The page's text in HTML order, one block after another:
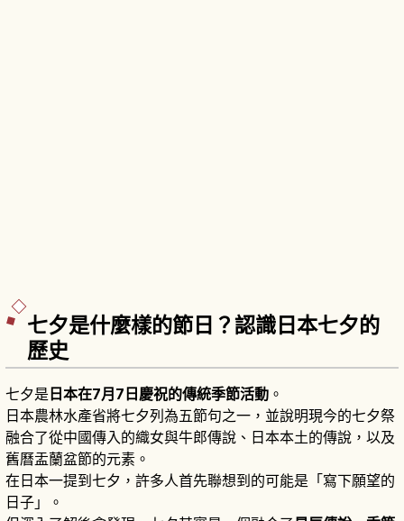
七夕是什麼樣的節日？認識日本七夕的
歷史
七夕是 日本在7月7日慶祝的傳統季節活動 。
日本農林水產省將七夕列為五節句之一，並說明現今的七夕祭
融合了從中國傳入的織女與牛郎傳說、日本本土的傳說，以及
舊曆盂蘭盆節的元素。
在日本一提到七夕，許多人首先聯想到的可能是「寫下願望的
日子」。